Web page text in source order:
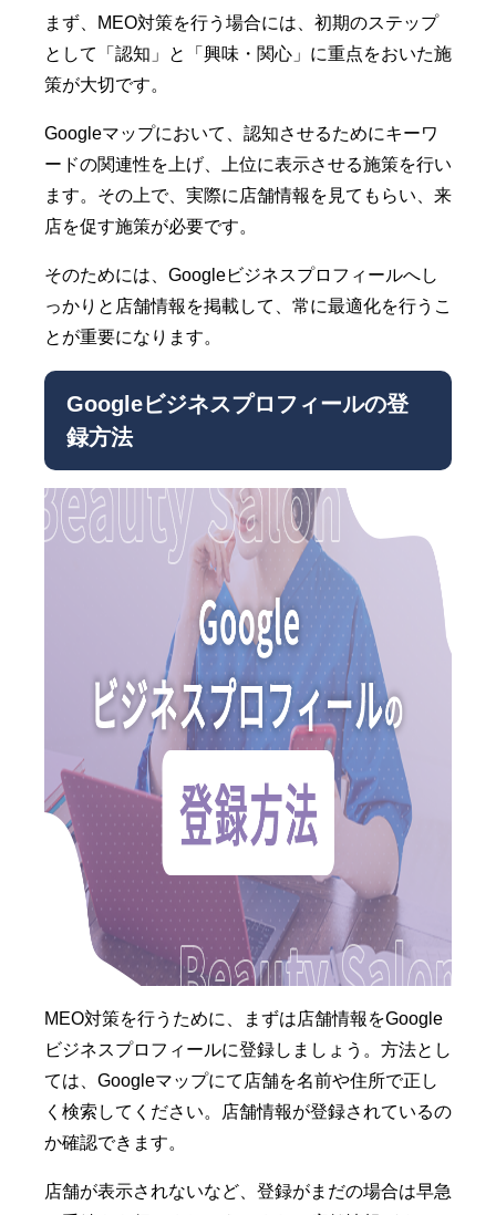
まず、MEO対策を行う場合には、初期のステップ
として「認知」と「興味・関心」に重点をおいた施
策が大切です。
Googleマップにおいて、認知させるためにキーワ
ードの関連性を上げ、上位に表示させる施策を行い
ます。その上で、実際に店舗情報を見てもらい、来
店を促す施策が必要です。
そのためには、Googleビジネスプロフィールへし
っかりと店舗情報を掲載して、常に最適化を行うこ
とが重要になります。
Googleビジネスプロフィールの登
録方法
MEO対策を行うために、まずは店舗情報をGoogle
ビジネスプロフィールに登録しましょう。方法とし
ては、Googleマップにて店舗を名前や住所で正し
く検索してください。店舗情報が登録されているの
か確認できます。
店舗が表示されないなど、登録がまだの場合は早急